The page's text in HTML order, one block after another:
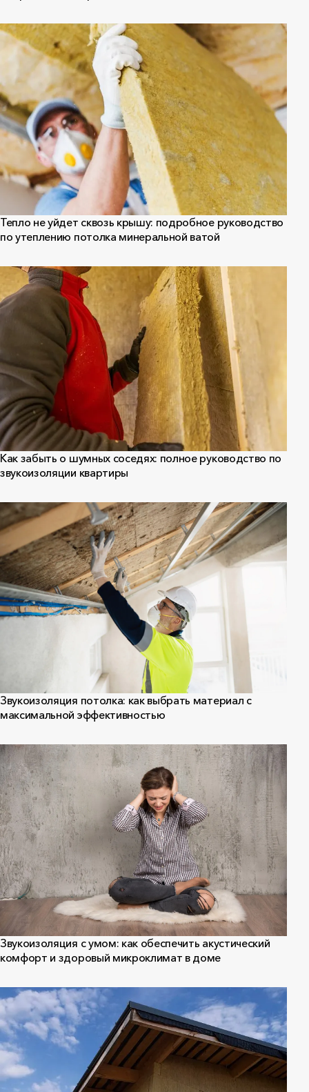
Тепло не уйдет сквозь крышу: подробное руководство
по утеплению потолка минеральной ватой
Как забыть о шумных соседях: полное руководство по
звукоизоляции квартиры
Звукоизоляция потолка: как выбрать материал с
максимальной эффективностью
Звукоизоляция с умом: как обеспечить акустический
комфорт и здоровый микроклимат в доме